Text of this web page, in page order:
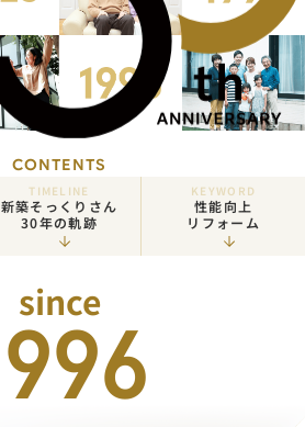
CONTENTS
TIMELINE
新築そっくりさん
30年の軌跡
KEYWORD
性能向上
リフォーム
since
996